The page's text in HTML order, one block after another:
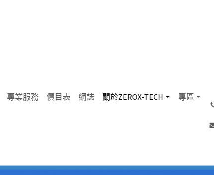
專業服務 價目表 網誌 關於ZEROX-TECH 專區